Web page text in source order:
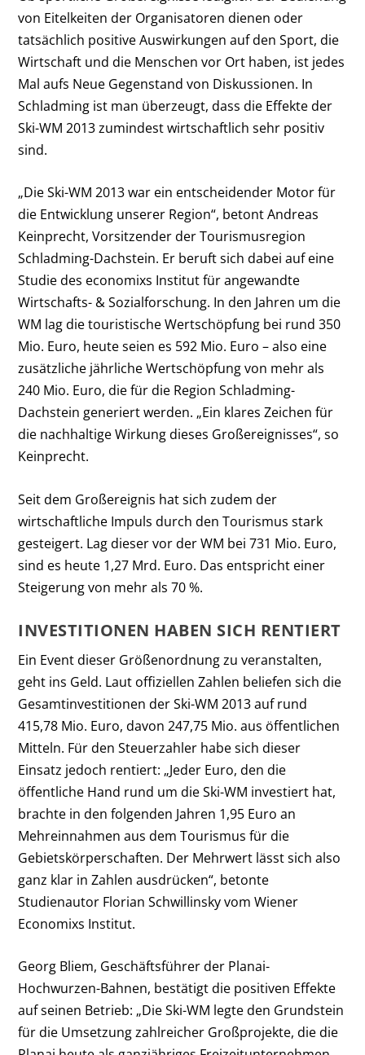
von Eitelkeiten der Organisatoren dienen oder
tatsächlich positive Auswirkungen auf den Sport, die
Wirtschaft und die Menschen vor Ort haben, ist jedes
Mal aufs Neue Gegenstand von Diskussionen. In
Schladming ist man überzeugt, dass die Effekte der
Ski-WM 2013 zumindest wirtschaftlich sehr positiv
sind.
„Die Ski-WM 2013 war ein entscheidender Motor für
die Entwicklung unserer Region“, betont Andreas
Keinprecht, Vorsitzender der Tourismusregion
Schladming-Dachstein. Er beruft sich dabei auf eine
Studie des economixs Institut für angewandte
Wirtschafts- & Sozialforschung. In den Jahren um die
WM lag die touristische Wertschöpfung bei rund 350
Mio. Euro, heute seien es 592 Mio. Euro – also eine
zusätzliche jährliche Wertschöpfung von mehr als
240 Mio. Euro, die für die Region Schladming-
Dachstein generiert werden. „Ein klares Zeichen für
die nachhaltige Wirkung dieses Großereignisses“, so
Keinprecht.
Seit dem Großereignis hat sich zudem der
wirtschaftliche Impuls durch den Tourismus stark
gesteigert. Lag dieser vor der WM bei 731 Mio. Euro,
sind es heute 1,27 Mrd. Euro. Das entspricht einer
Steigerung von mehr als 70 %.
INVESTITIONEN HABEN SICH RENTIERT
Ein Event dieser Größenordnung zu veranstalten,
geht ins Geld. Laut offiziellen Zahlen beliefen sich die
Gesamtinvestitionen der Ski-WM 2013 auf rund
415,78 Mio. Euro, davon 247,75 Mio. aus öffentlichen
Mitteln. Für den Steuerzahler habe sich dieser
Einsatz jedoch rentiert: „Jeder Euro, den die
öffentliche Hand rund um die Ski-WM investiert hat,
brachte in den folgenden Jahren 1,95 Euro an
Mehreinnahmen aus dem Tourismus für die
Gebietskörperschaften. Der Mehrwert lässt sich also
ganz klar in Zahlen ausdrücken“, betonte
Studienautor Florian Schwillinsky vom Wiener
Economixs Institut.
Georg Bliem, Geschäftsführer der Planai-
Hochwurzen-Bahnen, bestätigt die positiven Effekte
auf seinen Betrieb: „Die Ski-WM legte den Grundstein
für die Umsetzung zahlreicher Großprojekte, die die